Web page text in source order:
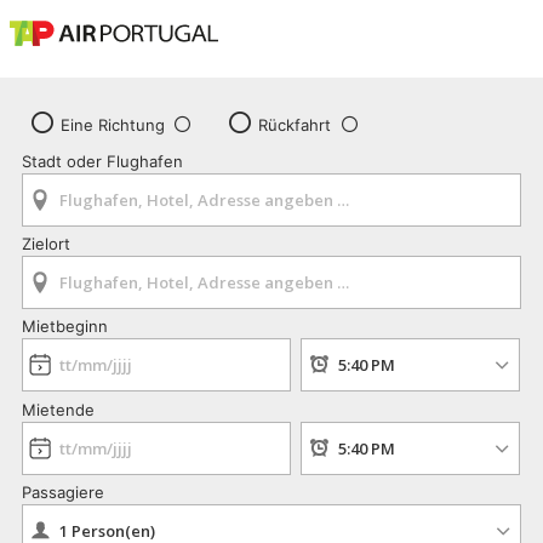
Eine Richtung
Rückfahrt
Stadt oder Flughafen
Zielort
Mietbeginn
Mietende
Passagiere